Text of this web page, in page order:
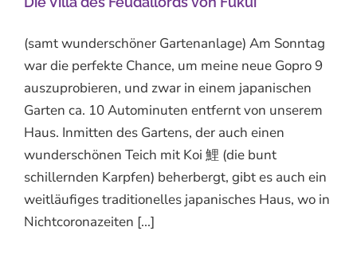
(samt wunderschöner Gartenanlage) Am Sonntag
war die perfekte Chance, um meine neue Gopro 9
auszuprobieren, und zwar in einem japanischen
Garten ca. 10 Autominuten entfernt von unserem
Haus. Inmitten des Gartens, der auch einen
wunderschönen Teich mit Koi 鯉 (die bunt
schillernden Karpfen) beherbergt, gibt es auch ein
weitläufiges traditionelles japanisches Haus, wo in
Nichtcoronazeiten [...]